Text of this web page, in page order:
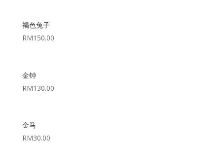
褐色兔子
RM150.00
金钟
RM130.00
金马
RM30.00